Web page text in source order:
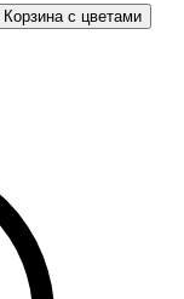
Корзина с цветами